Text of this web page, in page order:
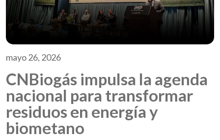
mayo 26, 2026
CNBiogás impulsa la agenda
nacional para transformar
residuos en energía y
biometano